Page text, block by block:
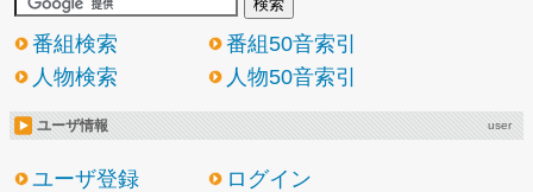
番組検索
番組50音索引
人物検索
人物50音索引
ユーザ情報 user
ユーザ登録 ログイン